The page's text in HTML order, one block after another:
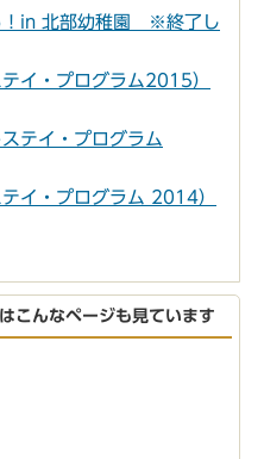
！in 北部幼稚園 ※終了し
イ・プログラム2015）
テイ・プログラム
イ・プログラム 2014）
こんなページも見ています